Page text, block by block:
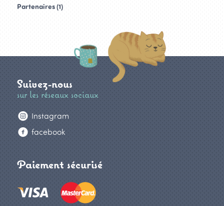
Partenaires (1)
Suivez-nous
sur les réseaux sociaux
Instagram
facebook
Paiement sécurisé